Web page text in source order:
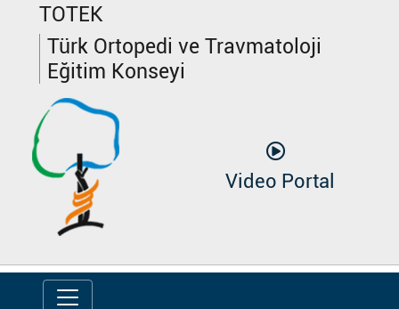
TOTEK
Türk Ortopedi ve Travmatoloji
Eğitim Konseyi
Video Portal